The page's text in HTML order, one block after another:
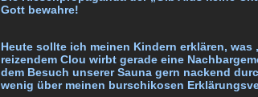
Gott bewahre!
Heute sollte ich meinen Kindern erklären,
reizendem Clou wirbt gerade eine
dem Besuch unserer Sauna gern nackend
wenig über meinen burschikosen